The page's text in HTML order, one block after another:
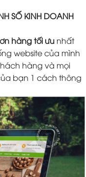
SỐ KINH DOANH
hàng tối ưu nhất
website của mình
hàng và mọi
bạn 1 cách thông